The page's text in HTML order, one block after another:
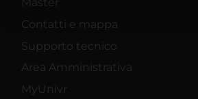
pubblicità e social media, i quali
con altre informazioni che hai fornito
Master
Contatti e mappa
Supporto tecnico
Area Amministrativa
MyUnivr